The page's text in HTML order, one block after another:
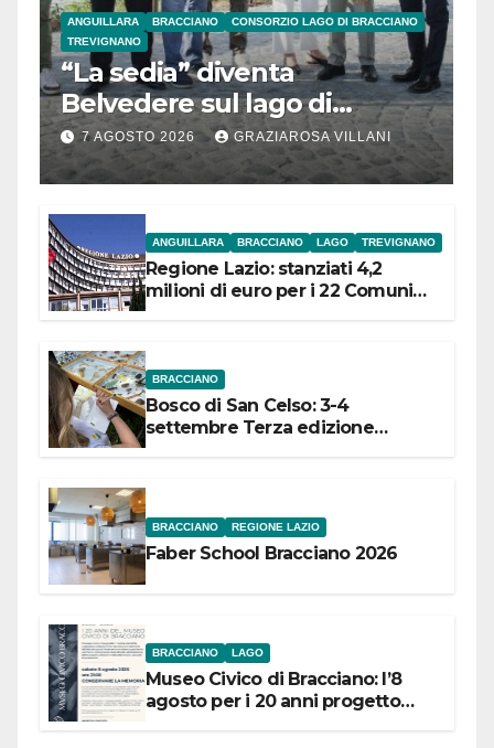
ANGUILLARA BRACCIANO
CONSORZIO LAGO DI BRACCIANO
TREVIGNANO
“La sedia” diventa
Belvedere sul lago di
Bracciano: ieri
l’inaugurazione
7 AGOSTO 2026 GRAZIAROSA VILLANI
ANGUILLARA BRACCIANO LAGO TREVIGNANO
Regione Lazio: stanziati 4,2
milioni di euro per i 22 Comuni
BRACCIANO
Bosco di San Celso: 3-4
settembre Terza edizione
BRACCIANO REGIONE LAZIO
Faber School Bracciano 2026
BRACCIANO LAGO
Museo Civico di Bracciano: l’8
agosto per i 20 anni progetto